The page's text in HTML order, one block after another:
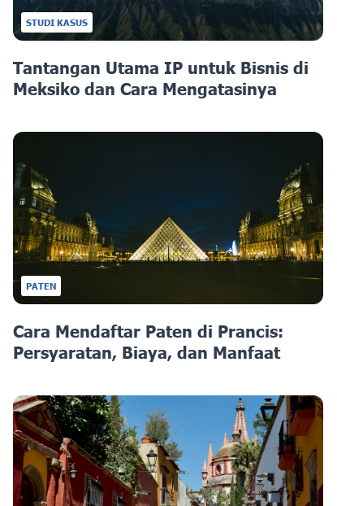
STUDI KASUS
Tantangan Utama IP untuk Bisnis di
Meksiko dan Cara Mengatasinya
PATEN
Cara Mendaftar Paten di Prancis:
Persyaratan, Biaya, dan Manfaat